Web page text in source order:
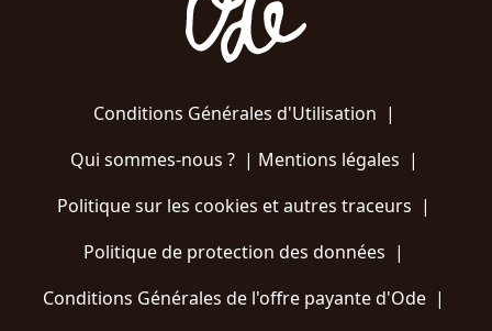
Conditions Générales d'Utilisation |
Qui sommes-nous ?| Mentions légales |
Politique sur les cookies et autres traceurs |
Politique de protection des données |
Conditions Générales de l'offre payante d'Ode |